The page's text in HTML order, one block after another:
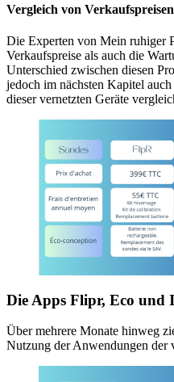
Vergleich von
Die Experten von Mein ruhiger
Verkaufspreise als auch die
Unterschied zwischen diesen
jedoch im nächsten Kapitel
dieser vernetzten Geräte
Die Apps Flipr, Eco und
Über mehrere Monate hinweg
Nutzung der Anwendungen der